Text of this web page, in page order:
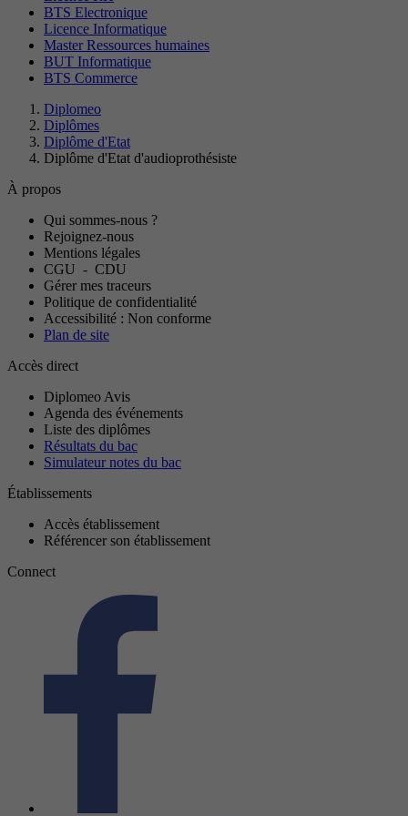
BTS Electronique
Licence Informatique
Master Ressources humaines
BUT Informatique
BTS Commerce
Diplomeo
Diplômes
Diplôme d'Etat
Diplôme d'Etat d'audioprothésiste
À propos
Qui sommes-nous ?
Rejoignez-nous
Mentions légales
CGU - CDU
Gérer mes traceurs
Politique de confidentialité
Accessibilité : Non conforme
Plan de site
Accès direct
Diplomeo Avis
Agenda des événements
Liste des diplômes
Résultats du bac
Simulateur notes du bac
Établissements
Accès établissement
Référencer son établissement
Connect